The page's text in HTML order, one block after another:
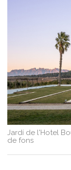
Vins
i
Cellers
Receptes
de
cuina
Vídeos
Jardí de l'Hotel
de fons